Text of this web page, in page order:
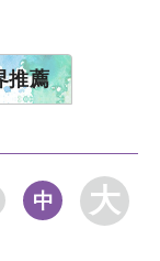
推薦
中 大